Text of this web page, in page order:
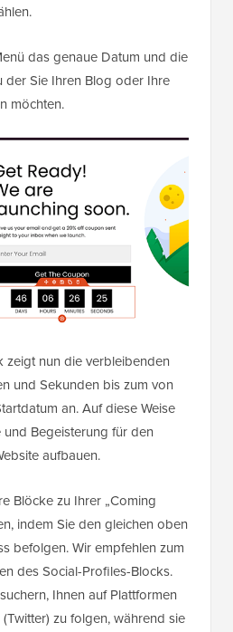
das genaue Datum und die
der Sie Ihren Blog oder Ihre
möchten.
zeigt nun die verbleibenden
und Sekunden bis zum von
an. Auf diese Weise
Begeisterung für den
aufbauen.
Blöcke zu Ihrer „Coming
indem Sie den gleichen oben
befolgen. Wir empfehlen zum
des Social-Profiles-Blocks.
Ihnen auf Plattformen
zu folgen, während sie